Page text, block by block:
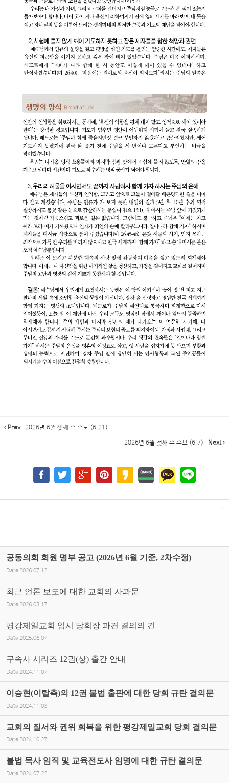
Prev 2026년 6월 셋째 주 주보 (6.21)
2026년 6월 첫째 주 주보 (6.7) Next
공동의회 회원 명부 공고 (2026년 6월 기준, 2차수정)
Date 2026.07.12
최근 언론 보도에 대한 교회의 사과문
Date 2026.03.17
평강제일교회 임시 당회장 파견 결의의 건
Date 2025.06.07
구속사 시리즈 12권(상) 출간 안내
Date 2024.11.07
이승현(이탈측)의 12권 불법 출판에 대한 당회 규탄 결의문
Date 2024.11.03
교회의 질서와 권위 회복을 위한 평강제일교회 당회 결의문
Date 2024.10.27
불법 목사 임직 및 교육전도사 임명에 대한 규탄 결의문
Date 2024.07.22